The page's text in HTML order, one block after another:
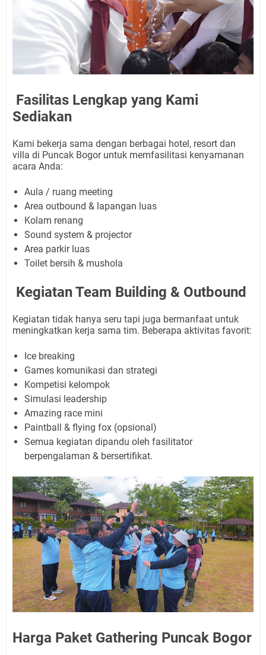
Fasilitas Lengkap yang Kami
Sediakan
Kami bekerja sama dengan berbagai hotel, resort dan
villa di Puncak Bogor untuk memfasilitasi kenyamanan
acara Anda:
Aula / ruang meeting
Area outbound & lapangan luas
Kolam renang
Sound system & projector
Area parkir luas
Toilet bersih & mushola
Kegiatan Team Building & Outbound
Kegiatan tidak hanya seru tapi juga bermanfaat untuk
meningkatkan kerja sama tim. Beberapa aktivitas favorit:
Ice breaking
Games komunikasi dan strategi
Kompetisi kelompok
Simulasi leadership
Amazing race mini
Paintball & flying fox (opsional)
Semua kegiatan dipandu oleh fasilitator
berpengalaman & bersertifikat.
Harga Paket Gathering Puncak Bogor